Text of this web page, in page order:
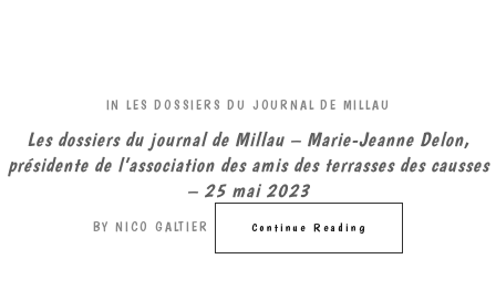
IN LES DOSSIERS DU JOURNAL DE MILLAU
Les dossiers du journal de Millau – Marie-Jeanne Delon,
présidente de l’association des amis des terrasses des causses
– 25 mai 2023
BY NICO GALTIER Continue Reading